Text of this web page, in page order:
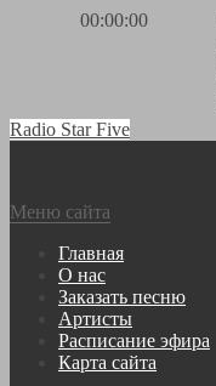
00:00:00
Radio Star Five
Меню сайта
Главная
О нас
Заказать песню
Артисты
Расписание эфира
Карта сайта